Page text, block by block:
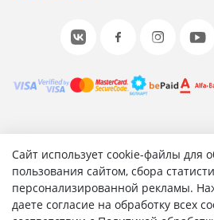
Сайт использует cookie-файлы для
пользования сайтом, сбора
персонализированной рекламы.
даете согласие на обработку всех
© 2001-2026 «Битрикс», «1С-Битрикс».
Битрикс: Управление сайтом.
Согласие на обработку персональных
Отзыв согласия на обработку